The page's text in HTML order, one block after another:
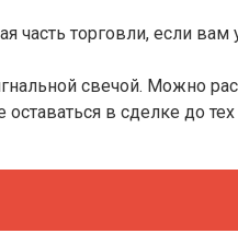
торговли, если вам
свечой. Можно
в сделке до